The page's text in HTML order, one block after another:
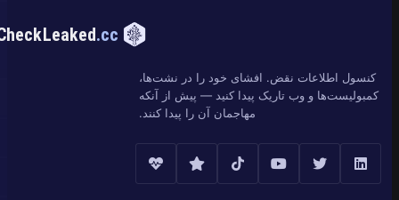
CheckLeaked.cc
کنسول اطلاعات نقض. افشای خود را در نشت‌ها،
کمبولیست‌ها و وب تاریک پیدا کنید — پیش از آنکه
مهاجمان آن را پیدا کنند.